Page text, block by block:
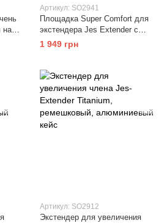
на
Артикул: SO2941
Площадка Super Comfort для
экстендера Jes Extender с
ремешком на липучке, очень
комфортная
1 949 грн
Артикул: SO2912
Экстендер для увеличения